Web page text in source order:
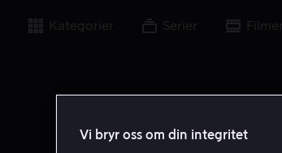
Kategorier Serier Filmer
Vi bryr oss om din integritet